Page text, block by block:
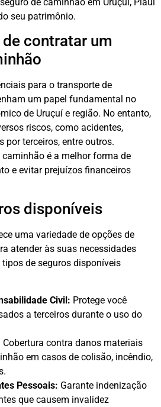
seu patrimônio.
contratar um
para o transporte de
um papel fundamental no
de Uruçuí e região. No entanto,
riscos, como acidentes,
por terceiros, entre outros.
é a melhor forma de
e evitar prejuízos financeiros
disponíveis
uma variedade de opções de
atender às suas necessidades
de seguros disponíveis
Civil: Protege você
a terceiros durante o uso do
Cobertura contra danos materiais
em casos de colisão, incêndio,
Pessoais: Garante indenização
que causem invalidez